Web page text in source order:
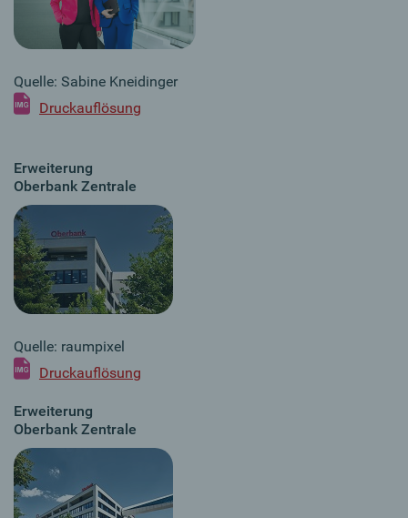
Quelle: Sabine Kneidinger
Druckauflösung
Erweiterung
Oberbank Zentrale
Quelle: raumpixel
Druckauflösung
Erweiterung
Oberbank Zentrale